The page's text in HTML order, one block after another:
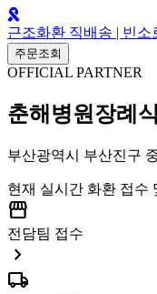
근조화환 직배송 | 빈소
주문조회
OFFICIAL PARTNER
춘해병원장례
부산광역시 부산진구
현재 실시간 화환 접수
storefront
전담팀 접수
chevron_right
local_shipping